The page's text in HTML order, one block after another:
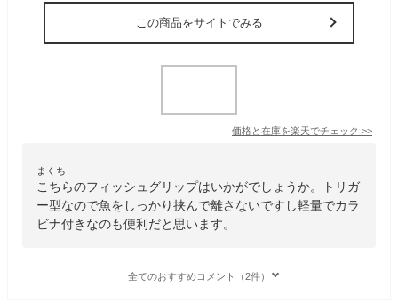
この商品をサイトでみる
価格と在庫を楽天でチェック >>
まくち
こちらのフィッシュグリップはいかがでしょうか。トリガ
ー型なので魚をしっかり挟んで離さないですし軽量でカラ
ビナ付きなのも便利だと思います。
全てのおすすめコメント（2件）